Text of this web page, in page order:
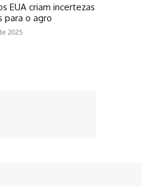
EUA criam incertezas
para o agro
2025